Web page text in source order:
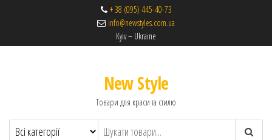
+ 38 (095) 445-40-73
info@newstyles.com.ua
Kyiv – Ukraine
New Style
Товари для краси та стилю